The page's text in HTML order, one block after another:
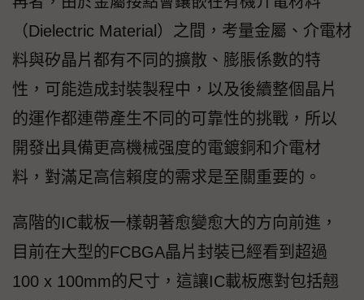
（Dielectric Material）之間，考量金屬、介電材
料與矽晶片都有不同的擴散、膨脹係數的特
性，可能造成封裝製程中，以及後續整個晶片
的運作都連帶產生不同的可靠性的挑戰，所以
開發出具備更高機械强度的電鍍銅和介電材
料，對滿足高信賴度的需求是至關重要的。
高階的IC載板一樣朝著愈變愈大的方向前進，
目前在大型的FCBGA晶片封裝已經看到超過
100 x 100mm的尺寸，這讓IC載板應對包括翹